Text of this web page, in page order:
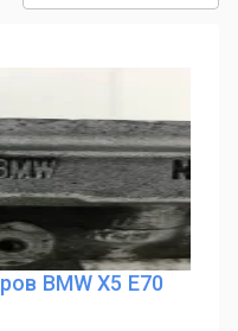
BMW X5 E70